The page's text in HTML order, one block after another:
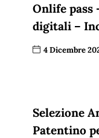
Onlife
digitali –
4 Dicembre
Selezione
Patentino